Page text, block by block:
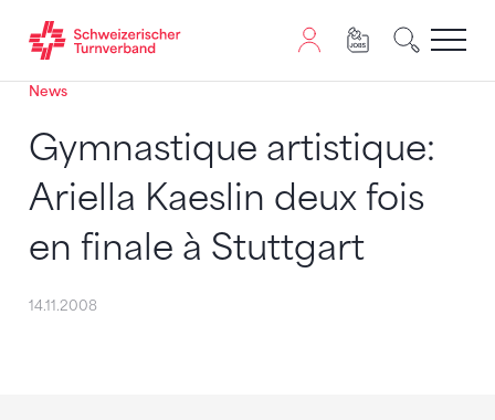
Zum Inhalt springen
Zur Sitemap navigieren
Zum Navigieren dieser Seite wird JavaScript benötigt.
News
Gymnastique artistique:
Ariella Kaeslin deux fois
en finale à Stuttgart
14.11.2008